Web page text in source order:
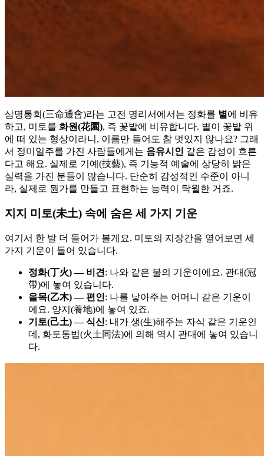
삼명통회(三命通會)라는 고전 명리서에서는 정화를 별 에 비유
하고, 미토를 화원(花園), 즉 꽃밭에 비유합니다. 별이 꽃밭 위
에 떠 있는 형상이라니, 이름만 들어도 참 멋있지 않나요? 그래
서 정미일주를 가진 사람들에게는 음유시인 같은 감성이 흐른
다고 해요. 실제로 기예(技藝), 즉 기능적 예술에 상당히 밝은
실력을 가진 분들이 많습니다. 단순히 감성적인 수준이 아니
라, 실제로 뭔가를 만들고 표현하는 능력이 탁월한 거죠.
지지 미토(未土) 속에 숨은 세 가지 기운
여기서 한 발 더 들어가 볼게요. 미토의 지장간을 열어보면 세
가지 기운이 들어 있습니다.
정화(丁火) — 비견 : 나와 같은 불의 기운이에요. 관대(冠
帶)에 놓여 있습니다.
을목(乙木) — 편인: 나를 낳아주는 어머니 같은 기운이
에요. 양지(養地)에 놓여 있죠.
기토(己土) — 식신: 내가 생(生)해주는 자식 같은 기운인
데, 화토동법(火土同法)에 의해 역시 관대에 놓여 있습니
다.